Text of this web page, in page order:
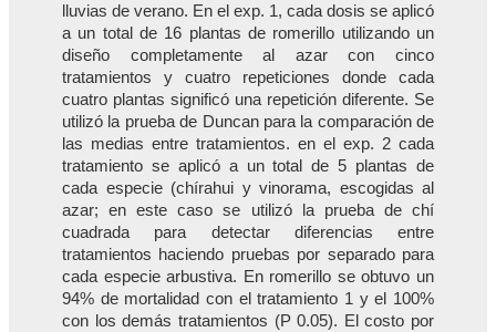
lluvias de verano. En el exp. 1, cada dosis se aplicó
a un total de 16 plantas de romerillo utilizando un
diseño completamente al azar con cinco
tratamientos y cuatro repeticiones donde cada
cuatro plantas significó una repetición diferente. Se
utilizó la prueba de Duncan para la comparación de
las medias entre tratamientos. en el exp. 2 cada
tratamiento se aplicó a un total de 5 plantas de
cada especie (chírahui y vinorama, escogidas al
azar; en este caso se utilizó la prueba de chí
cuadrada para detectar diferencias entre
tratamientos haciendo pruebas por separado para
cada especie arbustiva. En romerillo se obtuvo un
94% de mortalidad con el tratamiento 1 y el 100%
con los demás tratamientos (P 0.05). El costo por